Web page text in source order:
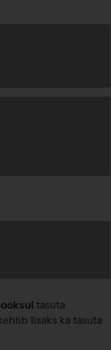
tasuta
lisaks ka tasuta